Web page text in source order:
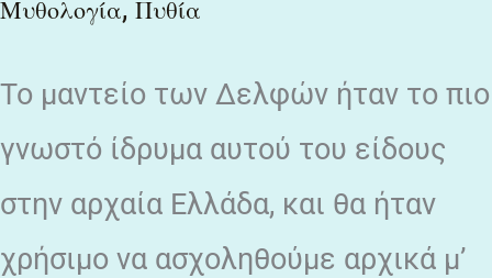
Μυθολογία, Πυθία
Το μαντείο των Δελφών ήταν το πιο
γνωστό ίδρυμα αυτού του είδους
στην αρχαία Ελλάδα, και θα ήταν
χρήσιμο να ασχοληθούμε αρχικά μ’